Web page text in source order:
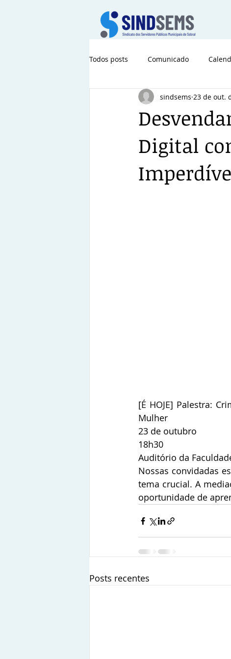
Todos posts Comunicado
Digital
sindsems 23 de out.
[É HOJE] Palestra:
Mulher
23 de outubro
18h30
Auditório da
Nossas convidadas
tema crucial. A
oportunidade de
Posts recentes